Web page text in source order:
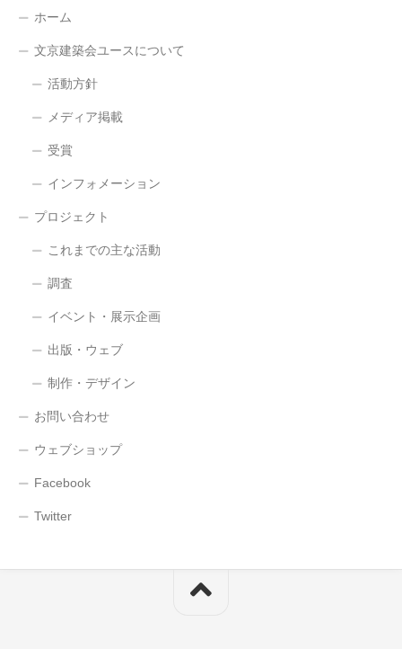
ホーム
文京建築会ユースについて
活動方針
メディア掲載
受賞
インフォメーション
プロジェクト
これまでの主な活動
調査
イベント・展示企画
出版・ウェブ
制作・デザイン
お問い合わせ
ウェブショップ
Facebook
Twitter